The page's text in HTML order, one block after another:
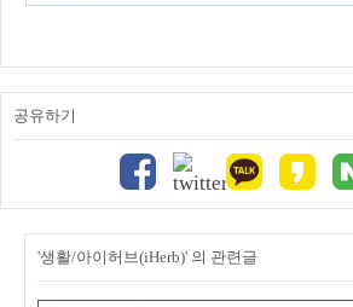
공유하기
'생활/아이허브(iHerb)' 의 관련글